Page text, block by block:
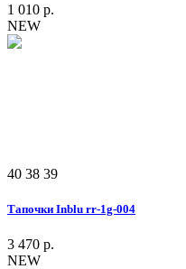
1 010 р.
NEW
40 38 39
Тапочки Inblu rr-1g-004
3 470 р.
NEW